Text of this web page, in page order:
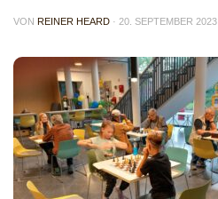
VON REINER HEARD · 20. SEPTEMBER 2023